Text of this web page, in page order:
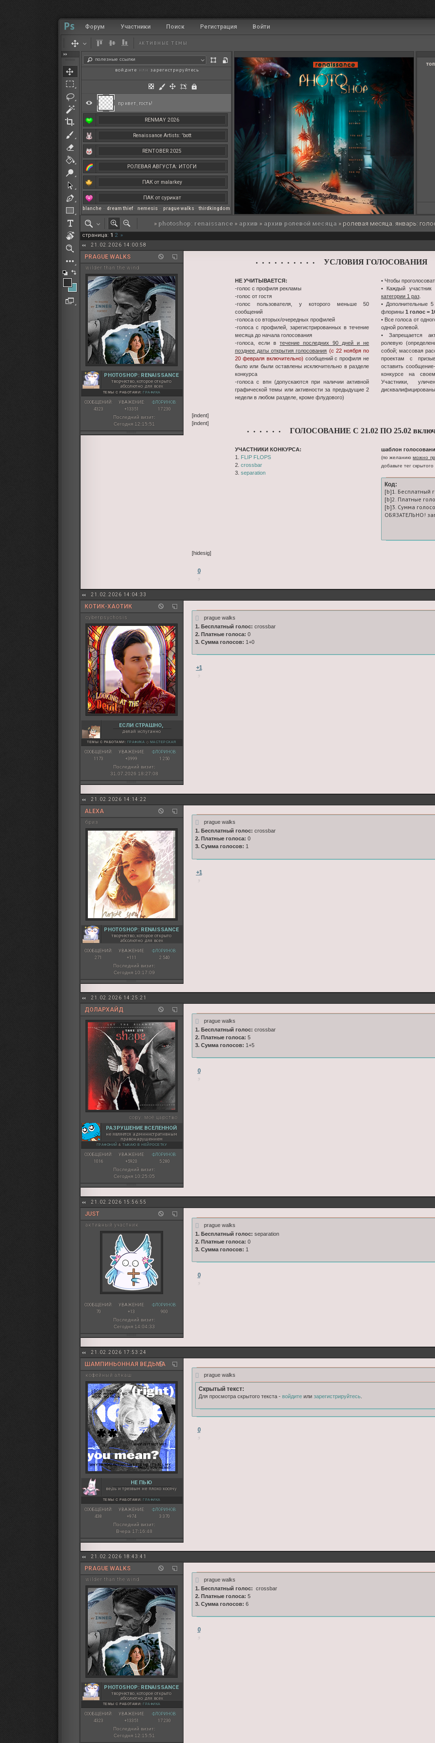
RENMAY 2026
Renaissance Artists: 'bott
RENTOBER 2025
РОЛЕВАЯ АВГУСТА: ИТОГИ
ПАК от malarkey
ПАК от сурикат
РЕНМАЙ
РОЛЕВАЯ МАРТА: ИТОГИ
полезные ссылки
blanche– dream thief– nemesis– prague walks– thirdkingdom
Форум Участники Поиск Регистрация Войти
АКТИВНЫЕ ТЕМЫ
привет, гость!
войдите или зарегистрируйтесь
» photoshop: renaissance » архив » архив ролевой месяца » ролевая месяца. январь:
страница: 1 2 »
21.02.2026 14:00:58
PRAGUE WALKS
wilder than the wind
PHOTOSHOP: RENAISSANCE
творчество, которое открыто
абсолютно для всех
ТЕМЫ С РАБОТАМИ: ГРАФИКА
СООБЩЕНИЙ:
4323
УВАЖЕНИЕ:
+13351
ФЛОРИНОВ:
17 230
Последний визит:
Сегодня 12:15:51
• • • • • • • • • • УСЛОВИЯ ГОЛОСОВАНИЯ
НЕ УЧИТЫВАЕТСЯ:
-голос с профиля рекламы
-голос от гостя
-голос пользователя, у которого меньше 50
сообщений
-голоса со вторых/очередных профилей
-голоса с профилей, зарегистрированных в течение
месяца до начала голосования
-голоса, если в течение последних 90 дней и не
позднее даты открытия голосования (с 22 ноября по
20 февраля включительно) сообщений с профиля не
было или были оставлены исключительно в разделе
конкурса
-голоса с впн (допускаются при наличии активной
графической темы или активности за предыдущие 2
недели в любом разделе, кроме флудового)
• Чтобы
• Каждый участник
категории 1 раз.
• Дополнительные
флорины 1 голос =
• Все голоса от
одной ролевой.
• Запрещается
ролевую
собой; массовая
проектам с
оставить
конкурсе на
Участники,
[indent]
[indent]
• • • • • •
ГОЛОСОВАНИЕ С 21.02 ПО 25.02
УЧАСТНИКИ КОНКУРСА:
1.
FLIP FLOPS
2. crossbar
3. separation
шаблон
(по желаниюможно
добавьте тег скрытого
Код:
[b]1. Бесплатный
[b]2. Платные
[b]3. Сумма
ОБЯЗАТЕЛЬНО!
[hidesig]
0
21.02.2026 14:04:33
КОТИК-ХАОТИК
cyberpsychosis
ЕСЛИ СТРАШНО,
делай испуганно
ТЕМЫ С РАБОТАМИ: ГРАФИКА ◇ МАСТЕРСКАЯ
СООБЩЕНИЙ:
1173
УВАЖЕНИЕ:
+3999
ФЛОРИНОВ:
1 250
Последний визит:
31.07.2026 18:27:08
prague walks
1. Бесплатный голос: crossbar
2. Платные голоса: 0
3. Сумма голосов: 1+0
+1
21.02.2026 14:14:22
ALEXA
бриз
PHOTOSHOP: RENAISSANCE
творчество, которое открыто
абсолютно для всех
СООБЩЕНИЙ:
271
УВАЖЕНИЕ:
+111
ФЛОРИНОВ:
2 540
Последний визит:
Сегодня 10:17:09
prague walks
1. Бесплатный голос: crossbar
2. Платные голоса: 0
3. Сумма голосов: 1
+1
21.02.2026 14:25:21
ДОЛАРХАЙД
copy: моё царство
РАЗРУШЕНИЕ ВСЕЛЕННОЙ
не является административным
правонарушением
ГРАФОНИЙ &ТЫКАЮ В НЕЙРОСЕТКУ
СООБЩЕНИЙ:
1016
УВАЖЕНИЕ:
+5920
ФЛОРИНОВ:
5 280
Последний визит:
Сегодня 10:25:05
prague walks
1. Бесплатный голос: crossbar
2. Платные голоса: 5
3. Сумма голосов: 1+5
0
21.02.2026 15:56:55
JUST
активный участник
СООБЩЕНИЙ:
70
УВАЖЕНИЕ:
+13
ФЛОРИНОВ:
900
Последний визит:
Сегодня 14:04:33
prague walks
1. Бесплатный голос: separation
2. Платные голоса: 0
3. Сумма голосов: 1
0
21.02.2026 17:53:24
ШАМПИНЬОННАЯ ВЕДЬМА
кофейный алкаш
НЕ ПЬЮ
ведь и трезвым не плохо косячу
ТЕМЫ С РАБОТАМИ: ГРАФИКА
СООБЩЕНИЙ:
438
УВАЖЕНИЕ:
+974
ФЛОРИНОВ:
3 370
Последний визит:
Вчера 17:16:48
prague walks
Скрытый текст:
Для просмотра скрытого текста - войдитеили зарегистрируйтесь.
0
21.02.2026 18:43:41
PRAGUE WALKS
wilder than the wind
PHOTOSHOP: RENAISSANCE
творчество, которое открыто
абсолютно для всех
ТЕМЫ С РАБОТАМИ: ГРАФИКА
СООБЩЕНИЙ:
4323
УВАЖЕНИЕ:
+13351
ФЛОРИНОВ:
17 230
Последний визит:
Сегодня 12:15:51
prague walks
1. Бесплатный голос: crossbar
2. Платные голоса: 5
3. Сумма голосов: 6
0